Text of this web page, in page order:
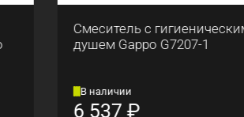
Смеситель с гигиеническим
душем Gappo G7207-1
₽